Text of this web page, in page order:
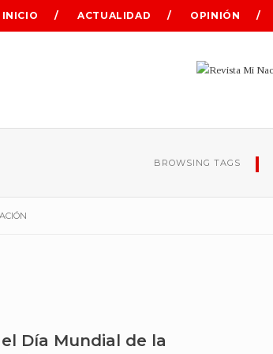
INICIO ACTUALIDAD OPINIÓN
BROWSING TAGS
Día Mundial de la